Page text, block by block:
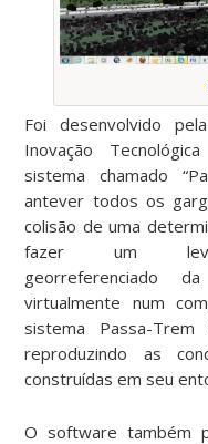
Foi desenvolvido
Inovação
sistema chamado
antever todos os
colisão de uma
fazer um
georreferenciado
virtualmente num
sistema Passa-
reproduzindo as
construídas em seu
O software também